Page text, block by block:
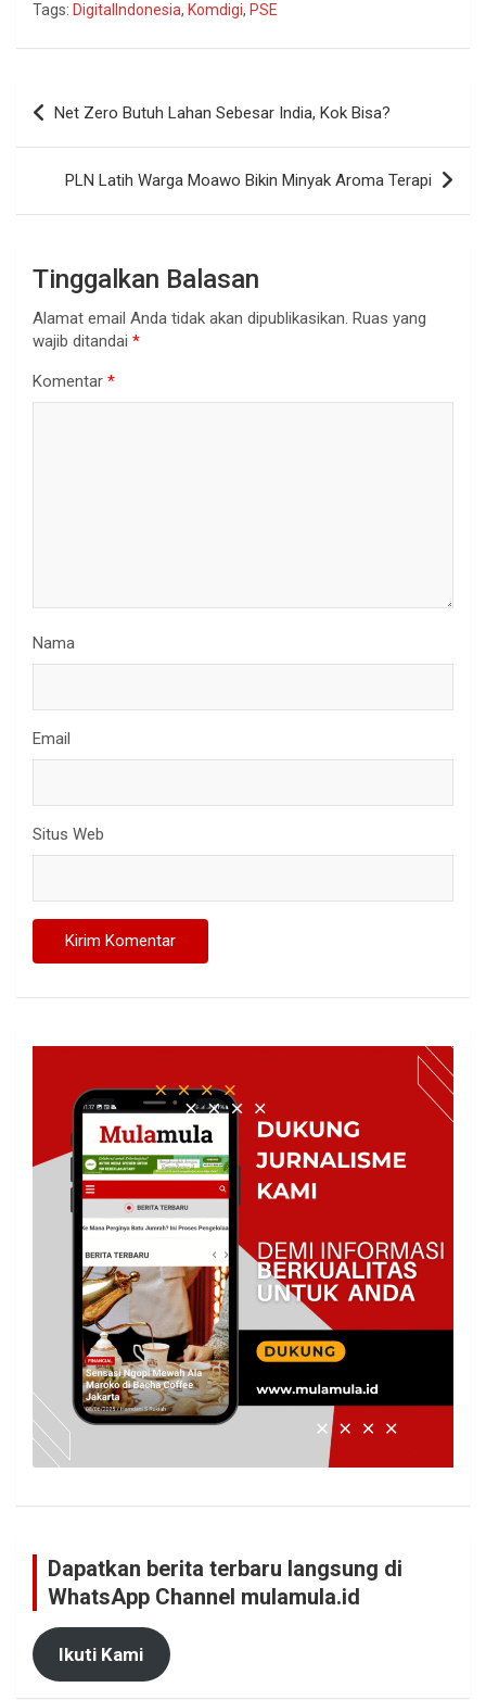
Tags: DigitalIndonesia, Komdigi, PSE
Navigasi
pos
Net Zero Butuh Lahan Sebesar India, Kok Bisa?
PLN Latih Warga Moawo Bikin Minyak Aroma Terapi
Tinggalkan Balasan
Alamat email Anda tidak akan dipublikasikan. Ruas yang
wajib ditandai *
Komentar *
Nama
Email
Situs Web
Dapatkan berita terbaru langsung di
WhatsApp Channel mulamula.id
Ikuti Kami